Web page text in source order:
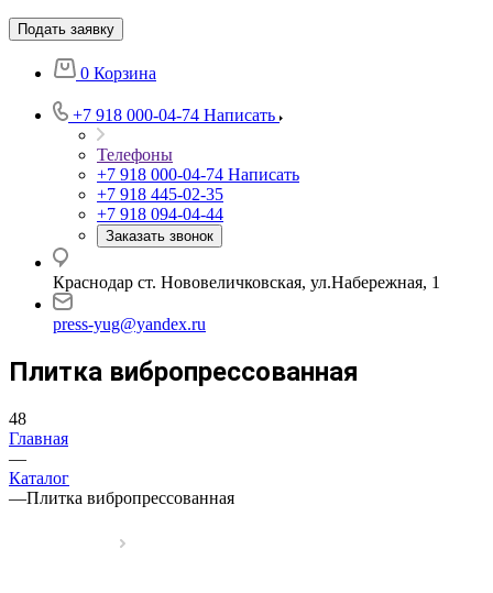
Подать заявку
0 Корзина
+7 918 000-04-74 Написать
Телефоны
+7 918 000-04-74 Написать
+7 918 445-02-35
+7 918 094-04-44
Заказать звонок
Краснодар ст. Нововеличковская, ул.Набережная, 1
press-yug@yandex.ru
Плитка вибропрессованная
48
Главная
—
Каталог
—Плитка вибропрессованная